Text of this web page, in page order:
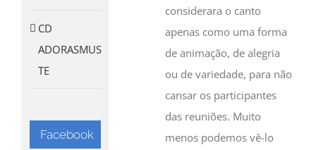
considerara o canto
apenas como uma forma
de animação, de alegria
ou de variedade, para não
cansar os participantes
das reuniões. Muito
menos podemos vê-lo
CD
ADORASMUS
TE
Facebook